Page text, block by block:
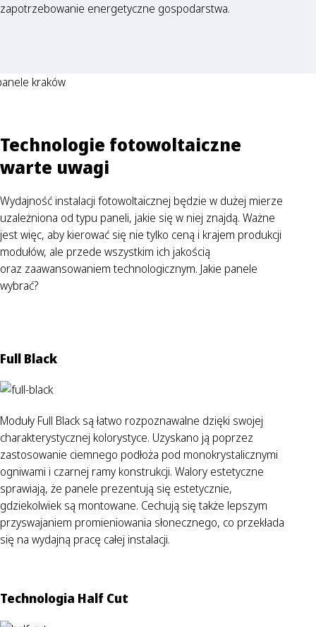
zapotrzebowanie energetyczne gospodarstwa.
Technologie fotowoltaiczne
warte uwagi
Wydajność instalacji fotowoltaicznej będzie w dużej mierze
uzależniona od typu paneli, jakie się w niej znajdą. Ważne
jest więc, aby kierować się nie tylko ceną i krajem produkcji
modułów, ale przede wszystkim ich jakością
oraz zaawansowaniem technologicznym. Jakie panele
wybrać?
Full Black
Moduły Full Black są łatwo rozpoznawalne dzięki swojej
charakterystycznej kolorystyce. Uzyskano ją poprzez
zastosowanie ciemnego podłoża pod monokrystalicznymi
ogniwami i czarnej ramy konstrukcji. Walory estetyczne
sprawiają, że panele prezentują się estetycznie,
gdziekolwiek są montowane. Cechują się także lepszym
przyswajaniem promieniowania słonecznego, co przekłada
się na wydajną pracę całej instalacji.
Technologia Half Cut